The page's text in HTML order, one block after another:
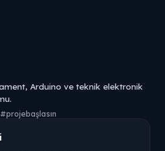
Arduino ve teknik elektronik